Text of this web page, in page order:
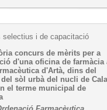
selectius i de capacitació
concurs de mèrits per a
d'una oficina de farmàcia
d'Artà, dins del
sòl urbà del nucli de Cala
el terme municipal de